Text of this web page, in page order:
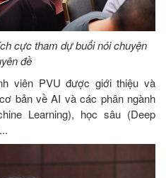
cực tham dự buổi nói chuyện
đề
viên PVU được giới thiệu và
bản về AI và các phân ngành
Learning), học sâu (Deep